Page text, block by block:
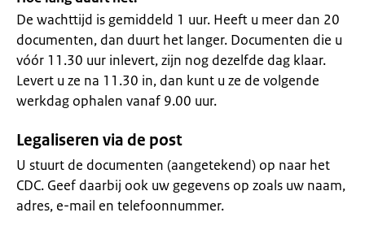
De wachttijd is gemiddeld 1 uur. Heeft u meer dan 20
documenten, dan duurt het langer. Documenten die u
vóór 11.30 uur inlevert, zijn nog dezelfde dag klaar.
Levert u ze na 11.30 in, dan kunt u ze de volgende
werkdag ophalen vanaf 9.00 uur.
Legaliseren via de post
U stuurt de documenten (aangetekend) op naar het
CDC. Geef daarbij ook uw gegevens op zoals uw naam,
adres, e-mail en telefoonnummer.